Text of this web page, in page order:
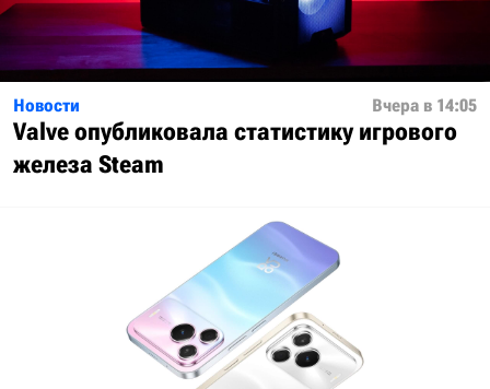
Новости Вчера в 14:05
Valve опубликовала статистику игрового
железа Steam